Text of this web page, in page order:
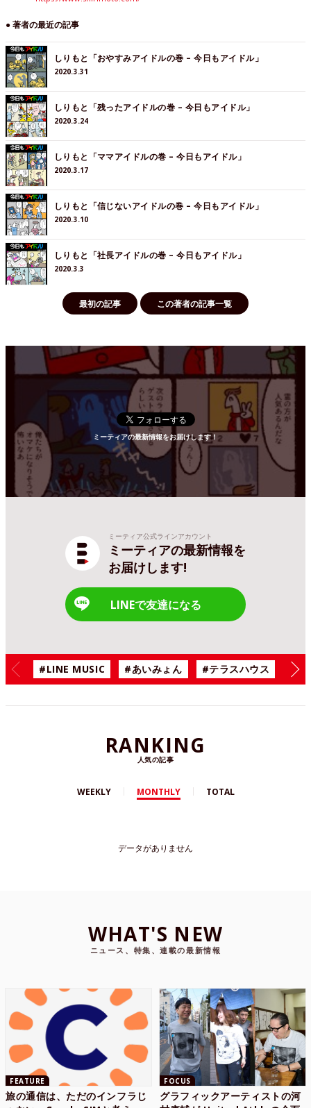
● 著者の最近の記事
しりもと「おやすみアイドルの巻 – 今日もアイドル」
2020.3.31
しりもと「残ったアイドルの巻 – 今日もアイドル」
2020.3.24
しりもと「ママアイドルの巻 – 今日もアイドル」
2020.3.17
しりもと「信じないアイドルの巻 – 今日もアイドル」
2020.3.10
しりもと「社長アイドルの巻 – 今日もアイドル」
2020.3.3
最初の記事 この著者の記事一覧
ミーティアの最新情報をお届けします！
ミーティア公式ラインアカウント
ミーティアの最新情報を
お届けします!
LINEで友達になる
#LINE MUSIC #あいみょん #テラスハウス #漫
RANKING
人気の記事
WEEKLY MONTHLY TOTAL
データがありません
WHAT'S NEW
ニュース、特集、連載の最新情報
FEATURE
旅の通信は、ただのインフラじ
FOCUS
グラフィックアーティストの河